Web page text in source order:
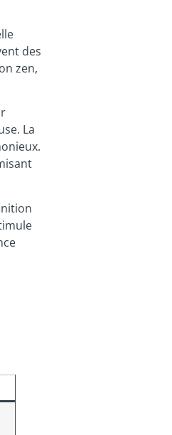
des
zen,
La